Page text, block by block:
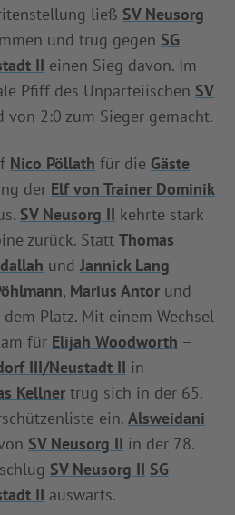
SPIELPLUS
ließ SV Neusorg
und trug gegen SG
II einen Sieg davon. Im
Pfiff des Unparteiischen SV
von 2:0 zum Sieger gemacht.
Nico Pöllath für die Gäste
der Elf von Trainer Dominik
SV Neusorg II kehrte stark
zurück. Statt Thomas
und Jannick Lang
, Marius Antor und
dem Platz. Mit einem Wechsel
für Elijah Woodworth –
III/Neustadt II in
Kellner trug sich in der 65.
ein. Alsweidani
SV Neusorg II in der 78.
SV Neusorg II SG
II auswärts.